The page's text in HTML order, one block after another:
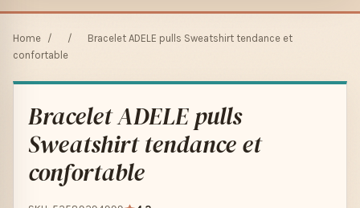
Home / /
Bracelet ADELE pulls Sweatshirt tendance et
confortable
Bracelet ADELE pulls
Sweatshirt tendance et
confortable